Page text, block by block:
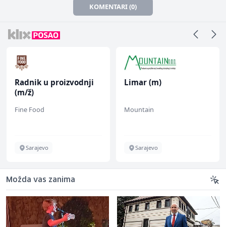
KOMENTARI (0)
Radnik u proizvodnji
(m/ž)
Fine Food
Sarajevo
Limar (m)
Mountain
Sarajevo
Možda vas zanima